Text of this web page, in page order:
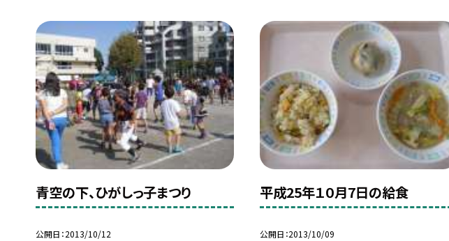
青空の下、ひがしっ子まつり
公開日 2013/10/12
平成25年１０月7日の給食
公開日 2013/10/09